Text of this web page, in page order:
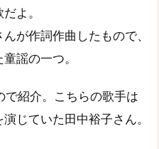
よ。
が作詞作曲したもので、
謡の一つ。
紹介。こちらの歌手は
じていた田中裕子さん。